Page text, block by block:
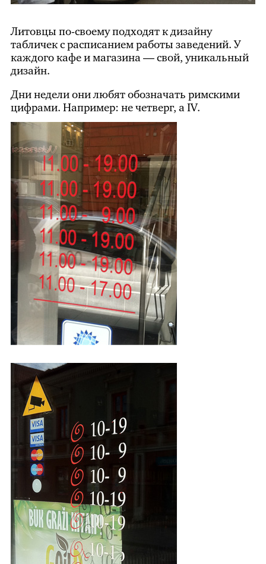
Литовцы по-своему подходят к дизайну
табличек с расписанием работы заведений. У
каждого кафе и магазина — свой, уникальный
дизайн.
Дни недели они любят обозначать римскими
цифрами. Например: не четверг, а IV.